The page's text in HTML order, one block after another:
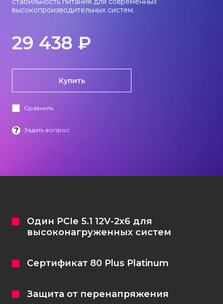
+7 (965) 247-25-35
высокопроизводительных систем.
29 438 ₽
Купить
Сравнить
Задать вопрос
Один PCIe 5.1 12V-2х6 для
высоконагруженных систем
Сертификат 80 Plus Platinum
Защита от перенапряжения